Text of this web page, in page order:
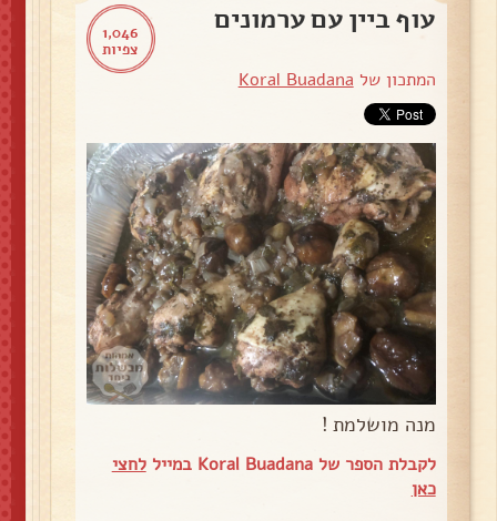
1,046
צפיות
עוף ביין עם ערמונים
המתכון של Koral Buadana
מנה מושלמת !
לקבלת הספר של Koral Buadana במייל
לחצי
כאן